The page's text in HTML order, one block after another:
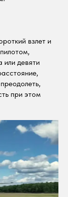
взлет и
или девяти
при этом